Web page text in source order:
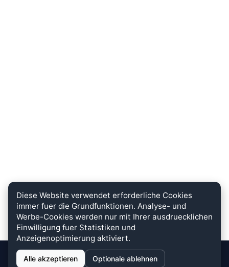
Diese Website verwendet erforderliche Cookies
immer fuer die Grundfunktionen. Analyse- und
Werbe-Cookies werden nur mit Ihrer ausdruecklichen
Einwilligung fuer Statistiken und
Anzeigenoptimierung aktiviert.
Alle akzeptieren Optionale ablehnen